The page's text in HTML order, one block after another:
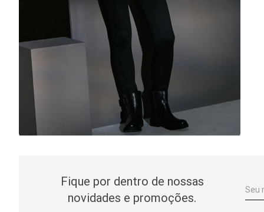
Fique por dentro de nossas
novidades e promoções.